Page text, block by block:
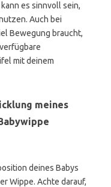
es sinnvoll sein,
Auch bei
Bewegung braucht,
mit deinem
meines
deines Babys
Wippe. Achte darauf,